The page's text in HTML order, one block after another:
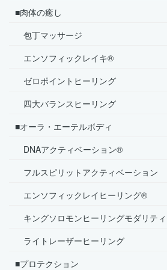
■肉体の癒し
包丁マッサージ
エンソフィックレイキ®
ゼロポイントヒーリング
四大バランスヒーリング
■オーラ・エーテルボディ
DNAアクティベーション®
フルスピリットアクティベーション
エンソフィックレイヒーリング®
キングソロモンヒーリングモダリティ
ライトレーザーヒーリング
■プロテクション